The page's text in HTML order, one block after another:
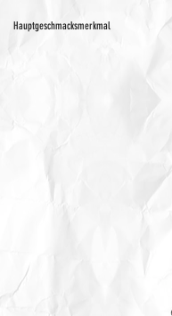
Hauptgeschmacksmerkmal